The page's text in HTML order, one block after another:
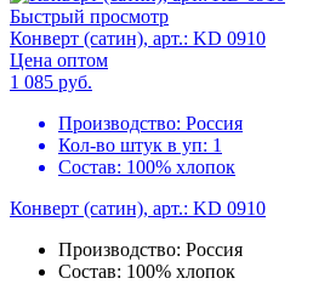
Быстрый просмотр
Конверт (сатин), арт.: KD 0910
Цена оптом
1 085 руб.
Производство: Россия
Кол-во штук в уп: 1
Состав: 100% хлопок
Конверт (сатин), арт.: KD 0910
Производство: Россия
Состав: 100% хлопок